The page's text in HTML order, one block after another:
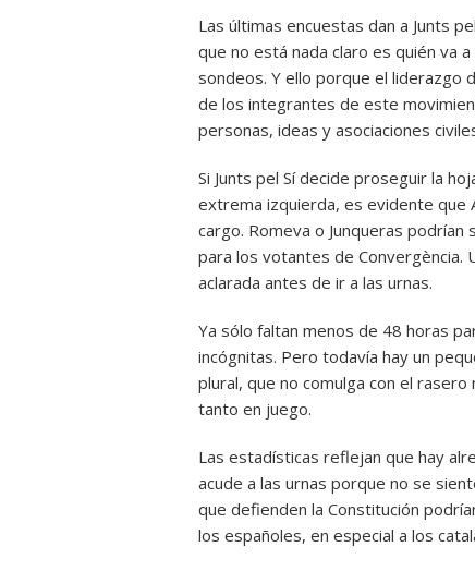
Las últimas encuestas dan a Junts
que no está nada claro es quién va
sondeos. Y ello porque el liderazgo
de los integrantes de este
personas, ideas y asociaciones
Si Junts pel Sí decide proseguir la
extrema izquierda, es evidente que
cargo. Romeva o Junqueras
para los votantes de Convergència.
aclarada antes de ir a las urnas.
Ya sólo faltan menos de 48 horas
incógnitas. Pero todavía hay un
plural, que no comulga con el rasero
tanto en juego.
Las estadísticas reflejan que hay
acude a las urnas porque no se
que defienden la Constitución
los españoles, en especial a los